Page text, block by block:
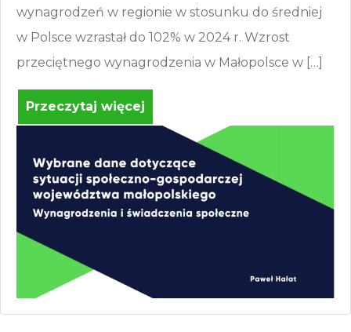
wynagrodzeń w regionie w stosunku do średniej
w Polsce wzrastał do 102% w 2024 r. Wzrost
przeciętnego wynagrodzenia w Małopolsce w […]
Przeczytaj więcej